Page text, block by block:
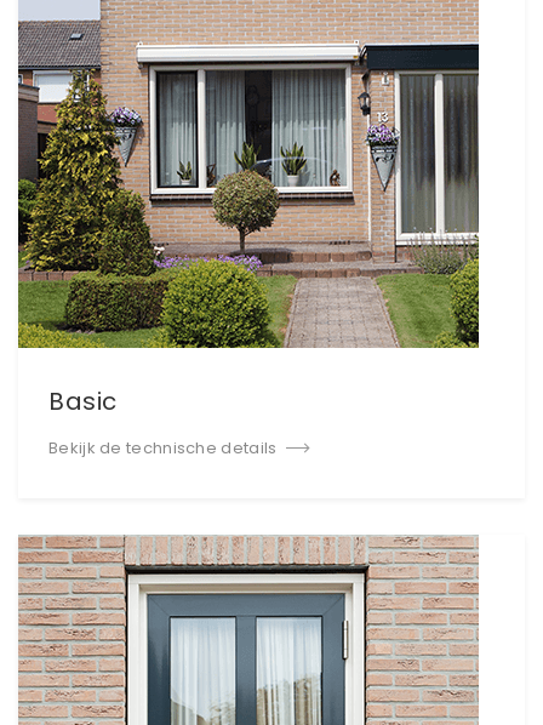
Basic
Bekijk de technische details